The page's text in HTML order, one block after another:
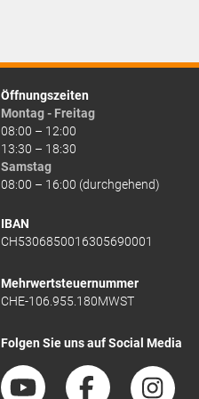
Öffnungszeiten
Montag - Freitag
08:00 – 12:00
13:30 – 18:30
Samstag
08:00 – 16:00 (durchgehend)
IBAN
CH5306850016305690001
Mehrwertsteuernummer
CHE-106.955.180MWST
Folgen Sie uns auf Social Media